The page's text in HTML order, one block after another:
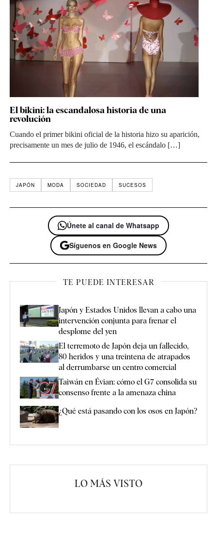
El bikini: la escandalosa historia de una
revolución
Cuando el primer bikini oficial de la historia hizo su aparición,
precisamente un mes de julio de 1946, el escándalo […]
JAPÓN MODA SOCIEDAD SUCESOS
Únete al canal de Whatsapp
Síguenos en Google News
TE PUEDE INTERESAR
Japón y Estados Unidos llevan a cabo una
intervención conjunta para frenar el
desplome del yen
El terremoto de Japón deja un fallecido,
80 heridos y una treintena de atrapados
al derrumbarse un centro comercial
Taiwán en Évian: cómo el G7 consolida su
consenso frente a la amenaza china
¿Qué está pasando con los osos en Japón?
LO MÁS VISTO